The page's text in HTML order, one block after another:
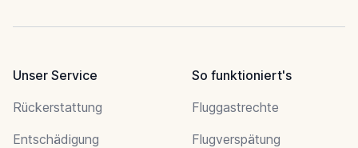
Unser Service
Rückerstattung
Entschädigung
So funktioniert's
Fluggastrechte
Flugverspätung